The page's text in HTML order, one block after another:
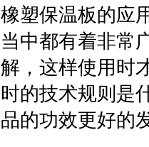
橡塑保温板的应
当中都有着非常
解，这样使用时
时的技术规则是
品的功效更好的